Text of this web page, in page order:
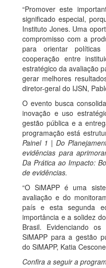
“Promover este
significado especial,
Instituto Jones. Uma
compromisso com a
para orientar
cooperação entre
estratégico da avaliação
gerar melhores
diretor-geral do IJSN,
O evento busca
inovação e uso
gestão pública e a
programação está
Painel 1 | Do
evidências para
Da Prática ao Impacto:
de evidências.
“O SiMAPP é uma
avaliação e do
país e esta segunda
importância e a solidez
Brasil. Evidenciando
SiMAPP para a gestão
do SiMAPP, Katia
Confira a seguir a